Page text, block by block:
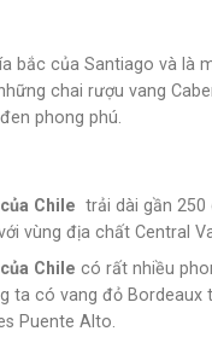
bắc của Santiago và là
chai rượu vang
phong phú.
Chile trải dài gần 250
vùng địa chất Central
Chile có rất nhiều
ta có vang đỏ
Puente Alto.